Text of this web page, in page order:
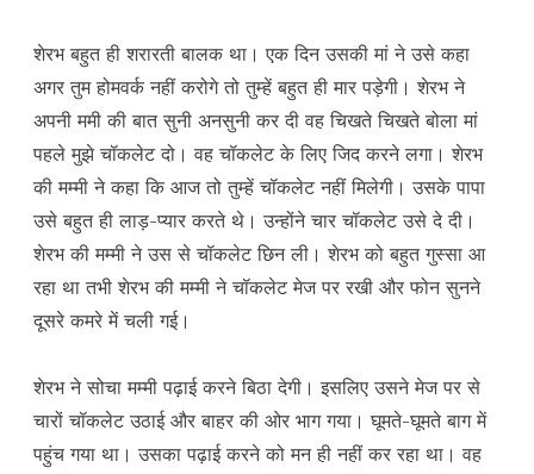
शेरभ बहुत ही शरारती बालक था। एक दिन उसकी मां ने उसे कहा
अगर तुम होमवर्क नहीं करोगे तो तुम्हें बहुत ही मार पड़ेगी। शेरभ ने
अपनी ममी की बात सुनी अनसुनी कर दी वह चिखते चिखते बोला मां
पहले मुझे चॉकलेट दो। वह चॉकलेट के लिए जिद करने लगा। शेरभ
की मम्मी ने कहा कि आज तो तुम्हें चॉकलेट नहीं मिलेगी। उसके पापा
उसे बहुत ही लाड़-प्यार करते थे। उन्होंने चार चॉकलेट उसे दे दी।
शेरभ की मम्मी ने उस से चॉकलेट छिन ली। शेरभ को बहुत गुस्सा आ
रहा था तभी शेरभ की मम्मी ने चॉकलेट मेज पर रखी और फोन सुनने
दूसरे कमरे में चली गई।
शेरभ ने सोचा मम्मी पढ़ाई करने बिठा देगी। इसलिए उसने मेज पर से
चारों चॉकलेट उठाई और बाहर की ओर भाग गया। घूमते-घूमते बाग में
पहुंच गया था। उसका पढ़ाई करने को मन ही नहीं कर रहा था। वह